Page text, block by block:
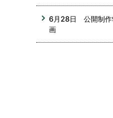
6月28日 公開制作
画